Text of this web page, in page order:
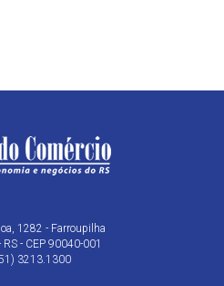
1282 - Farroupilha
RS - CEP 90040-001
3213.1300